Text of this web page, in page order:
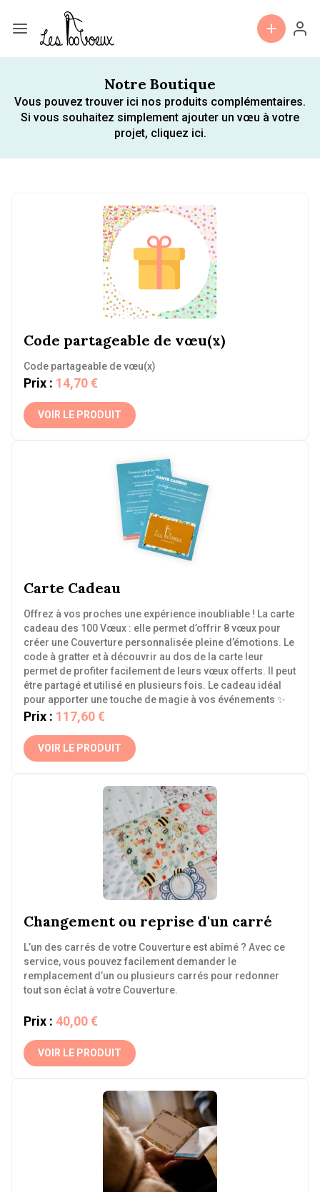
Notre Boutique
Vous pouvez trouver ici nos produits complémentaires.
Si vous souhaitez simplement ajouter un vœu à votre
projet, cliquez ici.
Code partageable de vœu(x)
Code partageable de vœu(x)
Prix : 14,70 €
VOIR LE PRODUIT
Carte Cadeau
Offrez à vos proches une expérience inoubliable ! La carte
cadeau des 100 Vœux : elle permet d’offrir 8 vœux pour
créer une Couverture personnalisée pleine d’émotions. Le
code à gratter et à découvrir au dos de la carte leur
permet de profiter facilement de leurs vœux offerts. Il peut
être partagé et utilisé en plusieurs fois. Le cadeau idéal
pour apporter une touche de magie à vos événements ✨
Prix : 117,60 €
VOIR LE PRODUIT
Changement ou reprise d'un carré
L’un des carrés de votre Couverture est abîmé ? Avec ce
service, vous pouvez facilement demander le
remplacement d’un ou plusieurs carrés pour redonner
tout son éclat à votre Couverture.
Prix : 40,00 €
VOIR LE PRODUIT